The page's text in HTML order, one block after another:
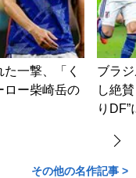
一撃、「く
ロー柴崎岳の
ブラ
し絶
り
その他の名作記事 >